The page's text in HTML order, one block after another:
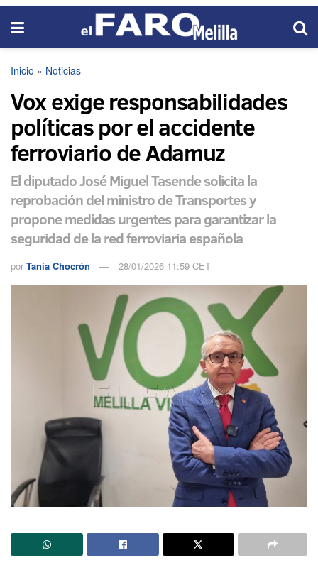
Inicio » Noticias
Vox exige responsabilidades
políticas por el accidente
ferroviario de Adamuz
El diputado José Miguel Tasende solicita la
reprobación del ministro de Transportes y
propone medidas urgentes para garantizar la
seguridad de la red ferroviaria española
por Tania Chocrón 28/01/2026 11:59 CET